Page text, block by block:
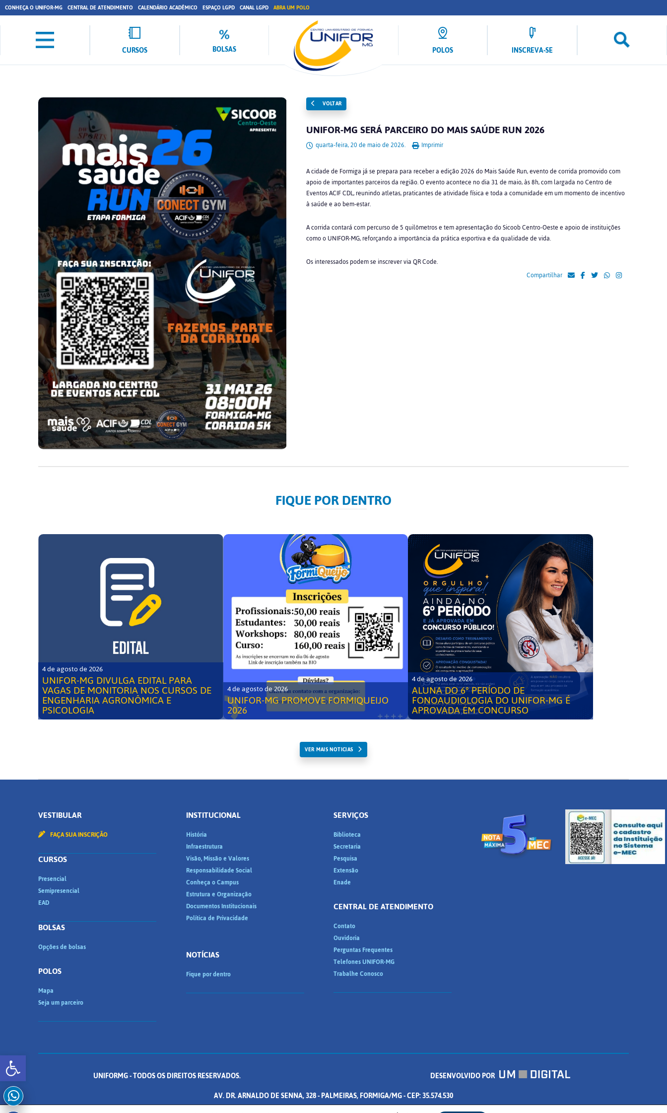
Abrir a barra de ferramentas
CONHEÇA O UNIFOR-MG CENTRAL DE ATENDIMENTO CALENDÁRIO ACADÊMICO ESPAÇO LGPD CANAL LGPD ABRA UM POLO
CURSOS BOLSAS POLOS INSCREVA-SE
VOLTAR
UNIFOR-MG SERÁ PARCEIRO DO MAIS SAÚDE RUN 2026
quarta-feira, 20 de maio de 2026. Imprimir
A cidade de Formiga já se prepara para receber a edição 2026 do Mais Saúde Run, evento de corrida promovido com
apoio de importantes parceiros da região. O evento acontece no dia 31 de maio, às 8h, com largada no Centro de
Eventos ACIF CDL, reunindo atletas, praticantes de atividade física e toda a comunidade em um momento de incentivo
à saúde e ao bem-estar.
A corrida contará com percurso de 5 quilômetros e tem apresentação do Sicoob Centro-Oeste e apoio de instituições
como o UNIFOR-MG, reforçando a importância da prática esportiva e da qualidade de vida.
Os interessados podem se inscrever via QR Code.
Compartilhar
FIQUE POR DENTRO
4 de agosto de 2026
UNIFOR-MG DIVULGA EDITAL PARA
VAGAS DE MONITORIA NOS CURSOS DE
ENGENHARIA AGRONÔMICA E
PSICOLOGIA
4 de agosto de 2026
UNIFOR-MG PROMOVE FORMIQUEIJO
2026
4 de agosto de 2026
ALUNA DO 6° PERÍODO DE
FONOAUDIOLOGIA DO UNIFOR-MG É
APROVADA EM CONCURSO
VER MAIS NOTICIAS
VESTIBULAR
FAÇA SUA INSCRIÇÃO
CURSOS
Presencial
Semipresencial
EAD
BOLSAS
Opções de bolsas
POLOS
Mapa
Seja um parceiro
INSTITUCIONAL
História
Infraestrutura
Visão, Missão e Valores
Responsabilidade Social
Conheça o Campus
Estrutura e Organização
Documentos Institucionais
Política de Privacidade
NOTÍCIAS
Fique por dentro
SERVIÇOS
Biblioteca
Secretaria
Pesquisa
Extensão
Enade
CENTRAL DE ATENDIMENTO
Contato
Ouvidoria
Perguntas Frequentes
Telefones UNIFOR-MG
Trabalhe Conosco
UNIFORMG - TODOS OS DIREITOS RESERVADOS.
DESENVOLVIDO POR
AV. DR. ARNALDO DE SENNA, 328 - PALMEIRAS, FORMIGA/MG - CEP: 35.574.530